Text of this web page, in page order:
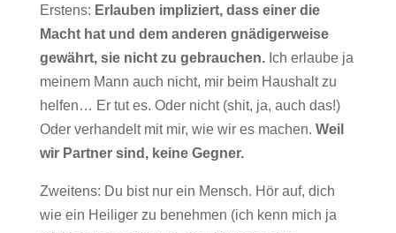
Erstens: Erlauben impliziert, dass einer die
Macht hat und dem anderen gnädigerweise
gewährt, sie nicht zu gebrauchen.Ich erlaube ja
meinem Mann auch nicht, mir beim Haushalt zu
helfen… Er tut es. Oder nicht (shit, ja, auch das!)
Oder verhandelt mit mir, wie wir es machen. Weil
wir Partner sind, keine Gegner.
Zweitens: Du bist nur ein Mensch. Hör auf, dich
wie ein Heiliger zu benehmen (ich kenn mich ja